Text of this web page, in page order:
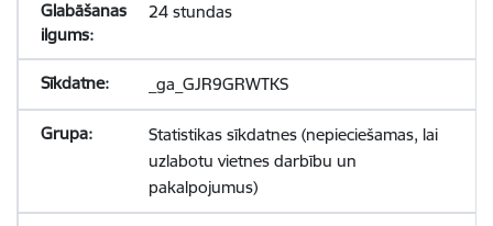
24 stundas
_ga_GJR9GRWTKS
Statistikas sīkdatnes (nepieciešamas, lai
uzlabotu vietnes darbību un
pakalpojumus)